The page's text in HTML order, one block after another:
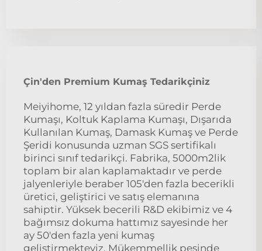
Çin'den Premium Kumaş Tedarikçiniz
Meiyihome, 12 yıldan fazla süredir Perde
Kumaşı, Koltuk Kaplama Kumaşı, Dışarıda
Kullanılan Kumaş, Damask Kumaş ve Perde
Şeridi konusunda uzman SGS sertifikalı
birinci sınıf tedarikçi. Fabrika, 5000m2lik
toplam bir alan kaplamaktadır ve perde
jalyenleriyle beraber 105'den fazla becerikli
üretici, geliştirici ve satış elemanına
sahiptir. Yüksek becerili R&D ekibimiz ve 4
bağımsız dokuma hattımız sayesinde her
ay 50'den fazla yeni kumaş
geliştirmekteyiz. Mükemmellik peşinde